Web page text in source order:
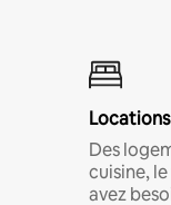
Des
cuisine,
avez